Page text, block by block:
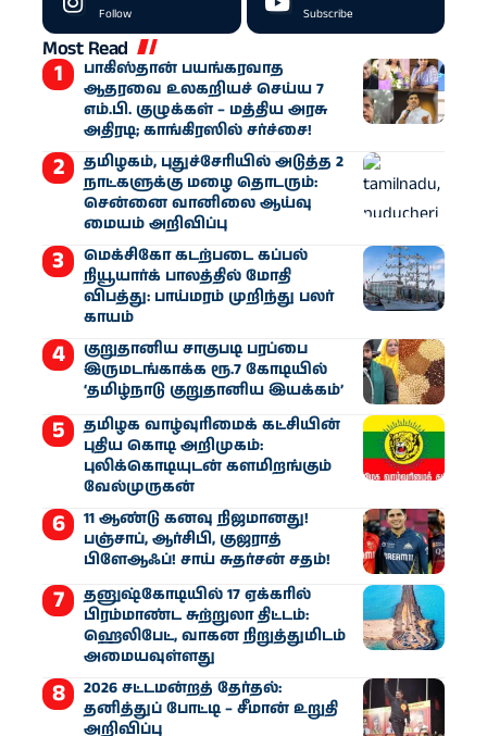
Follow Subscribe
Most Read
பாகிஸ்தான் பயங்கரவாத
ஆதரவை உலகறியச் செய்ய 7
எம்.பி. குழுக்கள் – மத்திய அரசு
அதிரடி; காங்கிரஸில் சர்ச்சை!
தமிழகம், புதுச்சேரியில் அடுத்த 2
நாட்களுக்கு மழை தொடரும்:
சென்னை வானிலை ஆய்வு
மையம் அறிவிப்பு
மெக்சிகோ கடற்படை கப்பல்
நியூயார்க் பாலத்தில் மோதி
விபத்து: பாய்மரம் முறிந்து பலர்
காயம்
குறுதானிய சாகுபடி பரப்பை
இருமடங்காக்க ரூ.7 கோடியில்
‘தமிழ்நாடு குறுதானிய இயக்கம்’
தமிழக வாழ்வுரிமைக் கட்சியின்
புதிய கொடி அறிமுகம்:
புலிக்கொடியுடன் களமிறங்கும்
வேல்முருகன்
11 ஆண்டு கனவு நிஜமானது!
பஞ்சாப், ஆர்சிபி, குஜராத்
பிளேஆஃப்! சாய் சுதர்சன் சதம்!
தனுஷ்கோடியில் 17 ஏக்கரில்
பிரம்மாண்ட சுற்றுலா திட்டம்:
ஹெலிபேட், வாகன நிறுத்துமிடம்
அமையவுள்ளது
2026 சட்டமன்றத் தேர்தல்:
தனித்துப் போட்டி – சீமான் உறுதி
அறிவிப்பு